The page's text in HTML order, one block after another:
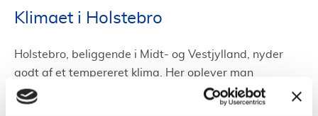
Klimaet i Holstebro
Holstebro, beliggende i Midt- og Vestjylland, nyder
godt af et tempereret klima. Her oplever man
gennemsnitlige vintertemperaturer på mellem 0-3
grader Celsius og sommertemperaturer fra 18-22